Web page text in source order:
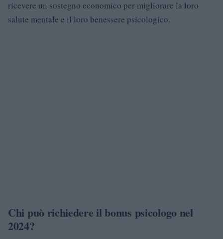
ricevere un sostegno economico per migliorare la loro
salute mentale e il loro benessere psicologico.
Chi può richiedere il bonus psicologo nel
2024?